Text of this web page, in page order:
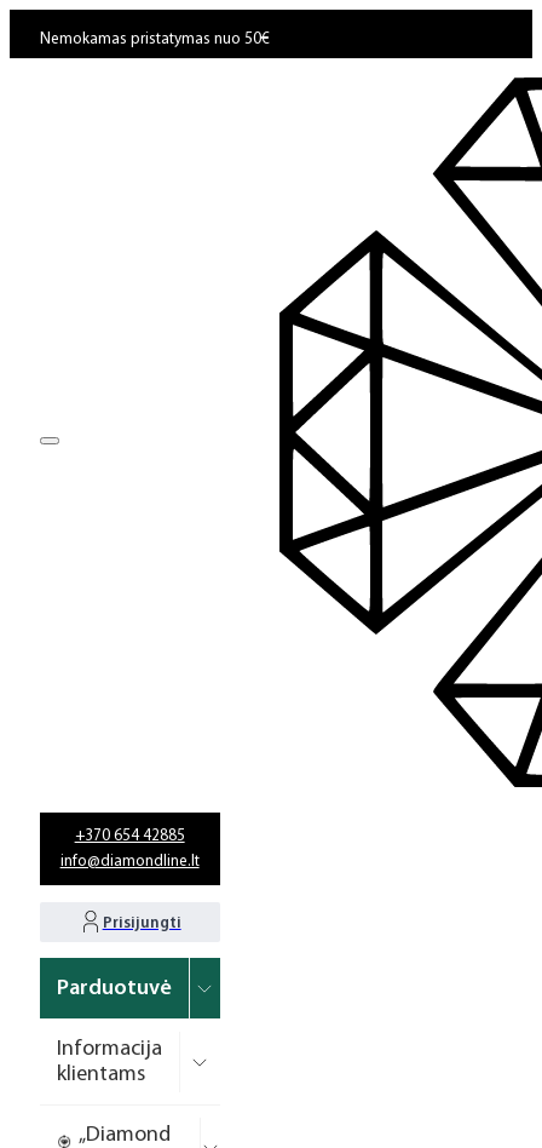
Nemokamas pristatymas nuo 50€
+370 654 42885
info@diamondline.lt
Prisijungti
Parduotuvė
Informacija
klientams
„Diamond